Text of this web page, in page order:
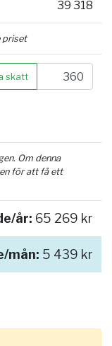
39 318
priset
skatt
Om denna
för att få ett
år: 65 269 kr
mån: 5 439 kr